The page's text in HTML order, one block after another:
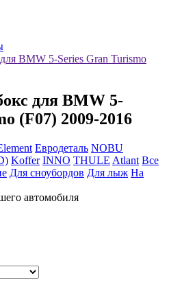
BMW 5-Series Gran Turismo
для BMW 5-
(F07) 2009-2016
Евродеталь NOBU
Koffer INNO THULE Atlant Все
Для сноубордов Для лыж На
автомобиля